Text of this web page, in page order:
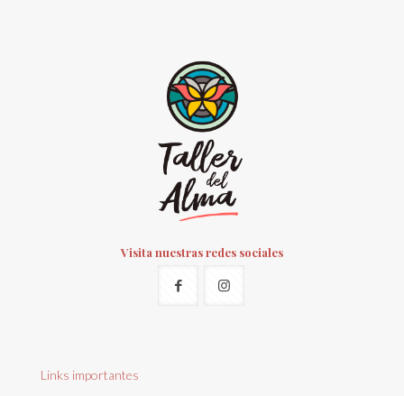
Visita nuestras redes sociales
Links importantes